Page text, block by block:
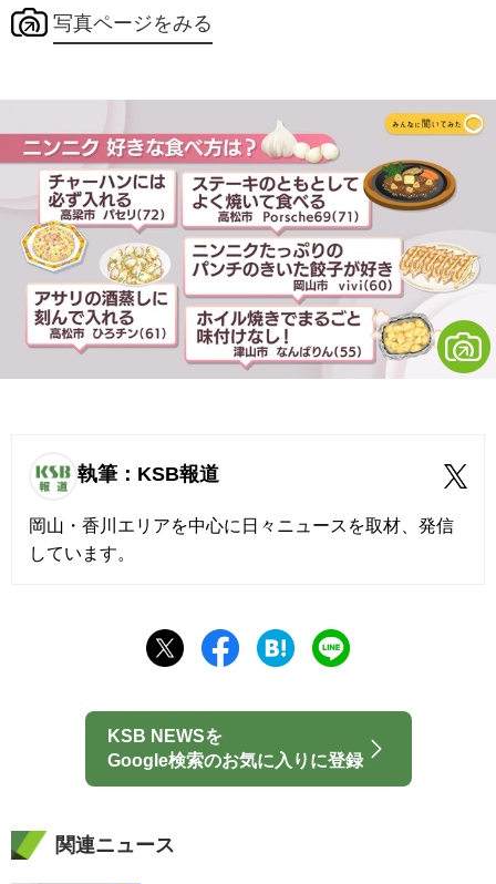
写真ページをみる
執筆：KSB報道
岡山・香川エリアを中心に日々ニュースを取材、発信
しています。
KSB NEWSを
Google検索のお気に入りに登録
関連ニュース